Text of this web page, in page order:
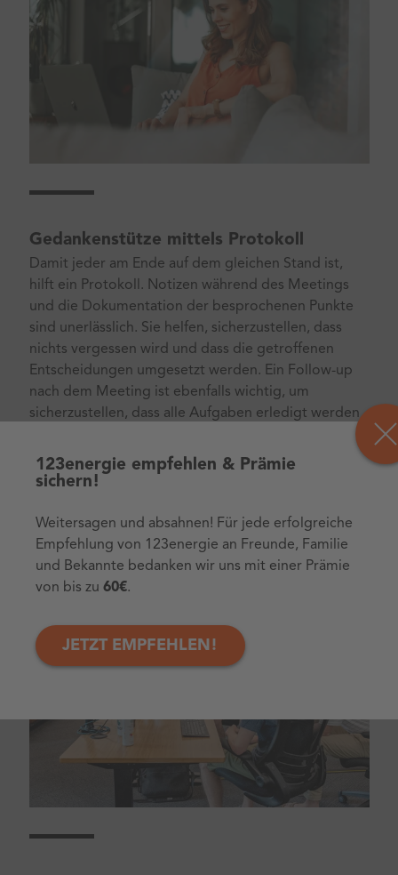
Gedankenstütze mittels Protokoll
Damit jeder am Ende auf dem gleichen Stand ist,
hilft ein Protokoll. Notizen während des Meetings
und die Dokumentation der besprochenen Punkte
sind unerlässlich. Sie helfen, sicherzustellen, dass
nichts vergessen wird und dass die getroffenen
Entscheidungen umgesetzt werden. Ein Follow-up
nach dem Meeting ist ebenfalls wichtig, um
sicherzustellen, dass alle Aufgaben erledigt werden
123energie empfehlen & Prämie
sichern!
Weitersagen und absahnen! Für jede erfolgreiche
Empfehlung von 123energie an Freunde, Familie
und Bekannte bedanken wir uns mit einer Prämie
von bis zu 60€.
JETZT EMPFEHLEN!